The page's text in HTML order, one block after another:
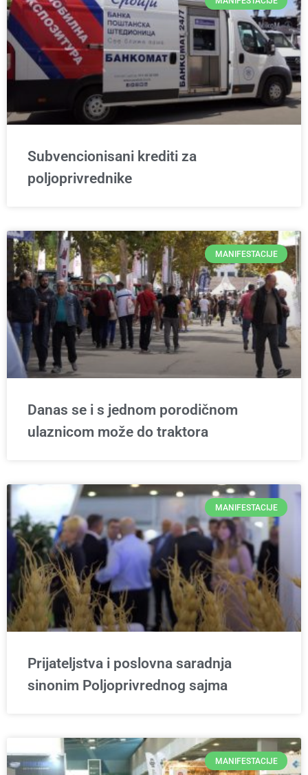
Subvencionisani krediti za
poljoprivrednike
MANIFESTACIJE
Danas se i s jednom porodičnom
ulaznicom može do traktora
MANIFESTACIJE
Prijateljstva i poslovna saradnja
sinonim Poljoprivrednog sajma
MANIFESTACIJE